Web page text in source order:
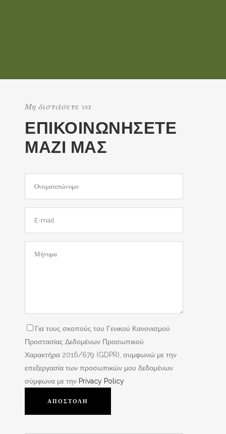
Μη διστάσετε να
ΕΠΙΚΟΙΝΩΝΗΣΕΤΕ
ΜΑΖΙ ΜΑΣ
Για τους σκοπούς του Γενικού Κανονισμού
Προστασίας Δεδομένων Προσωπικού
Χαρακτήρα 2016/679 (GDPR), συμφωνώ με την
επεξεργασία των προσωπικών μου δεδομένων
σύμφωνα με την Privacy Policy